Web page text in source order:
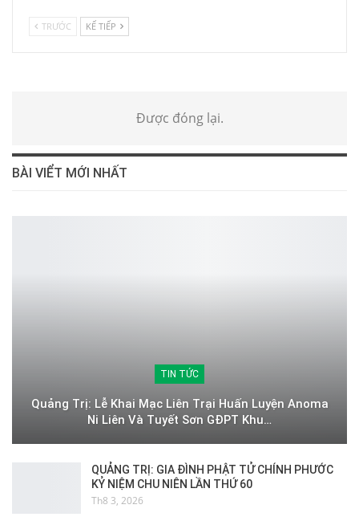
TRƯỚC KẾ TIẾP
Được đóng lại.
BÀI VIỂT MỚI NHẤT
TIN TỨC
Quảng Trị: Lễ Khai Mạc Liên Trại Huấn Luyện Anoma
Ni Liên Và Tuyết Sơn GĐPT Khu…
QUẢNG TRỊ: GIA ĐÌNH PHẬT TỬ CHÍNH PHƯỚC
KỶ NIỆM CHU NIÊN LẦN THỨ 60
Th8 3, 2026